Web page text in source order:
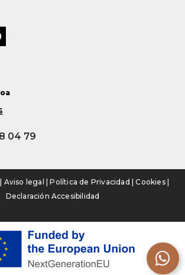
04 79
Aviso legal |Política de Privacidad |Cookies|
Declaración Accesibilidad